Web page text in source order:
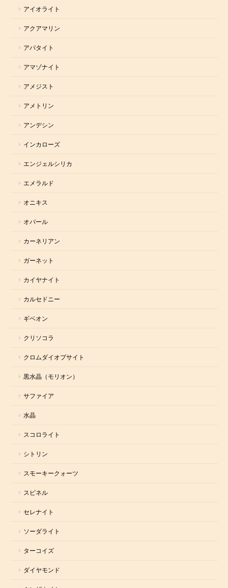
アイオライト
アクアマリン
アパタイト
アマゾナイト
アメジスト
アメトリン
アンデシン
インカローズ
エンジェルシリカ
エメラルド
オニキス
オパール
カーネリアン
ガーネット
カイヤナイト
カルセドニー
ギベオン
クリソコラ
クロムダイオプサイト
黒水晶（モリオン）
サファイア
水晶
スコロライト
シトリン
スモーキークォーツ
スピネル
セレナイト
ソーダライト
ターコイズ
ダイヤモンド